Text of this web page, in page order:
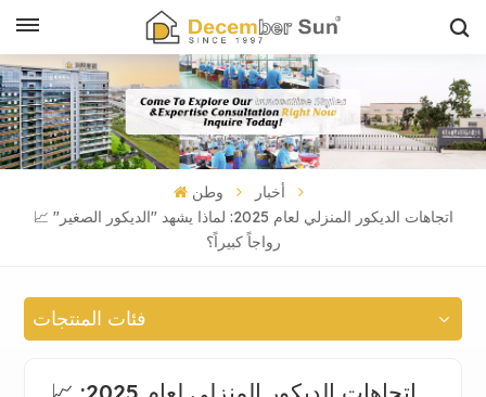
وطن
أخبار
📈 اتجاهات الديكور المنزلي لعام 2025: لماذا يشهد "الديكور الصغير"
رواجاً كبيراً؟
فئات المنتجات